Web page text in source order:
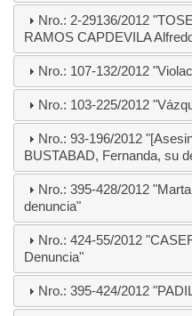
Nro.: 2-29136/2012
RAMOS CAPDEVILA
Nro.: 107-132/2012
Nro.: 103-225/2012
Nro.: 93-196/2012
BUSTABAD, Fernanda, su
Nro.: 395-428/2012
denuncia"
Nro.: 424-55/2012
Denuncia"
Nro.: 395-424/2012